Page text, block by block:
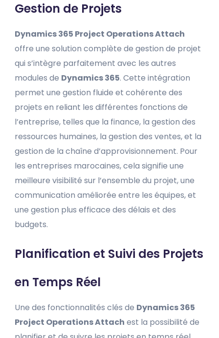
Gestion de Projets
Dynamics 365 Project Operations Attach
offre une solution complète de gestion de projet
qui s’intègre parfaitement avec les autres
modules de Dynamics 365. Cette intégration
permet une gestion fluide et cohérente des
projets en reliant les différentes fonctions de
l’entreprise, telles que la finance, la gestion des
ressources humaines, la gestion des ventes, et la
gestion de la chaîne d’approvisionnement. Pour
les entreprises marocaines, cela signifie une
meilleure visibilité sur l’ensemble du projet, une
communication améliorée entre les équipes, et
une gestion plus efficace des délais et des
budgets.
Planification et Suivi des Projets
en Temps Réel
Une des fonctionnalités clés de Dynamics 365
Project Operations Attach est la possibilité de